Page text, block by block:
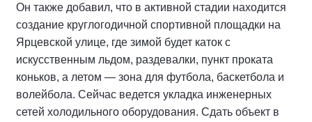
Он также добавил, что в активной стадии находится
создание круглогодичной спортивной площадки на
Ярцевской улице, где зимой будет каток с
искусственным льдом, раздевалки, пункт проката
коньков, а летом — зона для футбола, баскетбола и
волейбола. Сейчас ведется укладка инженерных
сетей холодильного оборудования. Сдать объект в